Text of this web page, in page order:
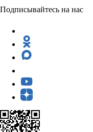
Подписывайтесь на нас